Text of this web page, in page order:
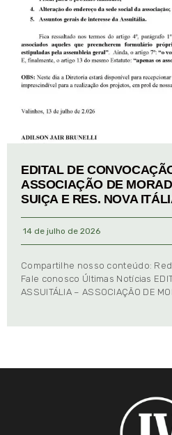
EDITAL DE
ASSOCIAÇÃO DE
SUIÇA E RES. NOVA
14 de julho de 2026
Compartilhe nosso conteúdo:
Fale conosco Últimas Notícias
ASSUITÁLIA – ASSOCIAÇÃO DE